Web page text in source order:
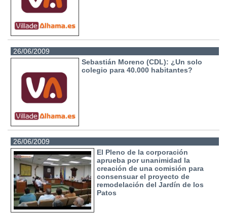
26/06/2009
Sebastián Moreno (CDL): ¿Un solo
colegio para 40.000 habitantes?
26/06/2009
El Pleno de la corporación
aprueba por unanimidad la
creación de una comisión para
consensuar el proyecto de
remodelación del Jardín de los
Patos